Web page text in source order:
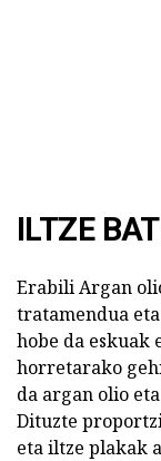
ILTZE
Erabili Argan
tratamendua
hobe da eskuak
horretarako
da argan olio
Dituzte
eta iltze plakak